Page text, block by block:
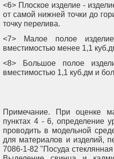
<6> Плоское изделие -
от самой нижней точки до
точку перелива.
<7> Малое полое
вместимостью менее 1,1
<8> Большое полое
вместимостью 1,1 куб.дм и
Примечание. При оценке
пунктах 4 - 6, определение
проводить в модельной
для материалов и изделий,
7086-1-82 "Посуда